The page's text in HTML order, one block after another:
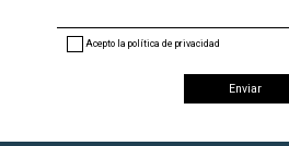
Acepto la política de privacidad